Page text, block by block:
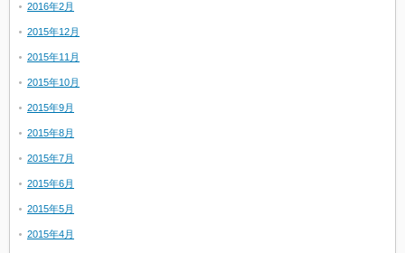
2016年2月
2015年12月
2015年11月
2015年10月
2015年9月
2015年8月
2015年7月
2015年6月
2015年5月
2015年4月